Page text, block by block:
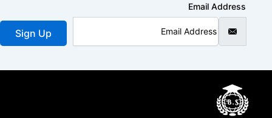
Email Address
Sign Up